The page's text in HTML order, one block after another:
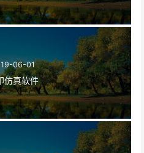
06-01
仿真软件